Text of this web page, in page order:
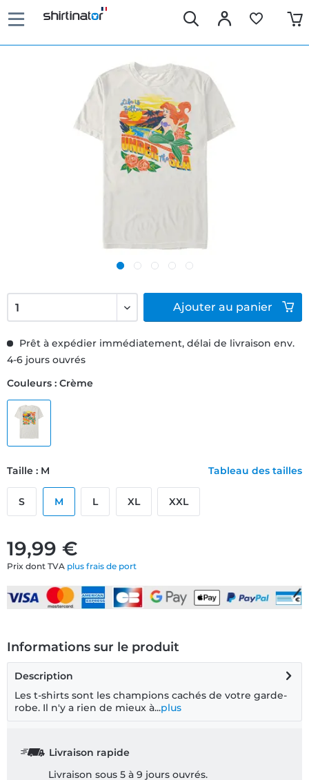
19,99 €
Prix dont TVA plus frais de port
Prêt à expédier immédiatement, délai de livraison env.
4-6 jours ouvrés
Couleurs : Crème
Taille : M Tableau des tailles
S M L XL XXL
Ajouter au panier
Informations sur le produit
Description
Les t-shirts sont les champions cachés de votre garde-
robe. Il n'y a rien de mieux à...plus
Livraison rapide
Livraison sous 5 à 9 jours ouvrés.